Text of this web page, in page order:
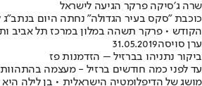
שרה ג׳סיקה פרקר הגיעה לישראל
כוכבת "סקס בעיר הגדולה" נחתה היום בנתב"ג
הקודש • פרקר תשהה במלון במרכז תל אביב
ערן סויסה31.05.2019
ביקור נתניהו בברזיל – הזדמנות פז
עד לפני כמה חודשים ברזיל - מעצמה
מושג של הדיפלומטיה הישראלית • בן לילה